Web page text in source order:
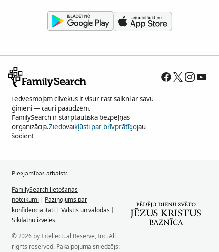
Iedvesmojam cilvēkus it visur rast saikni ar savu
ģimeni — cauri paaudzēm.
FamilySearch ir starptautiska bezpeļņas
organizācija.Ziedovaikļūsti par brīvprātīgojau
šodien!
Pieejamības atbalsts
FamilySearch lietošanas
noteikumi | Paziņojums par
konfidencialitāti | Valstis un valodas |
Sīkdatņu izvēles
© 2026 by Intellectual Reserve, Inc. All
rights reserved. Pakalpojuma sniedzējs: